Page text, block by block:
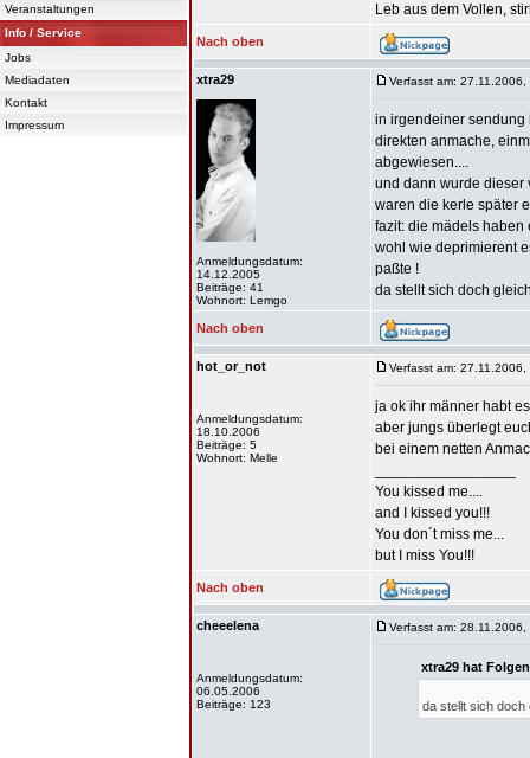
Veranstaltungen
Info / Service
Jobs
Mediadaten
Kontakt
Impressum
Leb aus dem Vollen,
Nach oben
xtra29
Anmeldungsdatum:
14.12.2005
Beiträge: 41
Wohnort: Lemgo
Verfasst am: 27.11.2006,
in irgendeiner sendung
direkten anmache,
abgewiesen....
und dann wurde dieser
waren die kerle später
fazit: die mädels haben
wohl wie deprimierent
paßte !
da stellt sich doch
Nach oben
hot_or_not
Anmeldungsdatum:
18.10.2006
Beiträge: 5
Wohnort: Melle
Verfasst am: 27.11.2006,
ja ok ihr männer habt
aber jungs überlegt
bei einem netten
You kissed me....
and I kissed you!!!
You don´t miss me...
but I miss You!!!
Nach oben
cheeelena
Anmeldungsdatum:
06.05.2006
Beiträge: 123
Verfasst am: 28.11.2006,
xtra29 hat
da stellt sich doch